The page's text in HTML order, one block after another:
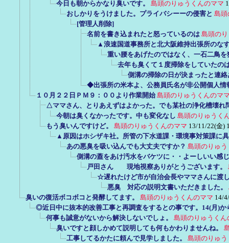
今日も朝からかなり臭いです。
島頭のりゅうくんのママ
おしかりをうけました。プライバシーーの侵害と 島頭
[管理人削除]
名前を書き込まれたと怒っているのは 島頭の
▲浪速国道事務所と北大阪維持出張所のな
重い腰をあげたのではなく、一石二鳥を
去年も臭くて１度掃除をしていたの
側溝の掃除の日が決まったと連絡
◆出張所の米本よ、公務員氏名が非公開個人
１０月２２日ＰＭ９：００より作業開始 島頭のりゅうくんのマ
△ママさん、とりあえずはよかった。でも某社の浄化槽壊れ
今朝は臭くなかったです。中も変化なし 島頭のりゅうく
もう臭いんですけど。
島頭のりゅうくんのママ 13/11/22(金)
▲原因はホシザキ社。所管の下水道課・環境事対策課に
あの悪臭を吸い込んでも大丈夫ですか？ 島頭のりゅ
側溝の蓋をあけ汚水をバケツに・・よーしいい感じ
戸田さん 現地視察ありがとうございます。
☆遅れたけど市が自治会長やママさんに渡
悪臭 対応の説明文書いただきました。
臭いの復活ボコボコと発酵してます。
島頭のりゅうくんのママ 14/
◎近日中に抜本的改善工事と再調査をするとの事です。14(月)か
何事も誠意がないから解決しないでしょ。
島頭のりゅうくん
臭いですと顔しかめて説明しても何もかわりませんね。
工事してるかたに頼んで見学しました。
島頭のりゅ